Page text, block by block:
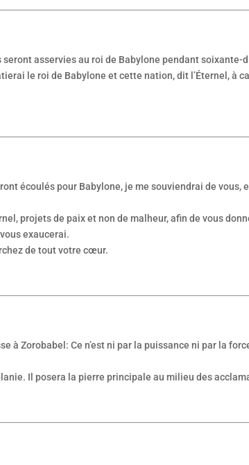
asservies au roi de Babylone pendant soixante-
le roi de Babylone et cette nation, dit l’Éternel, à
écoulés pour Babylone, je me souviendrai de vous,
projets de paix et non de malheur, afin de vous
exaucerai.
de tout votre cœur.
à Zorobabel: Ce n’est ni par la puissance ni par la
Il posera la pierre principale au milieu des